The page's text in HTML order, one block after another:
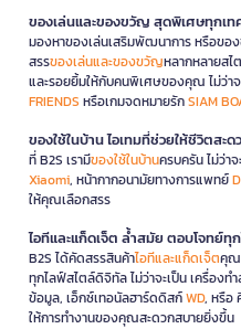
ของเล่นและของขวัญ สุดพิเศษทุกเท
มองหาของเล่นเสริมพัฒนาการ หรือขอ
สรรของเล่นและของขวัญหลากหลายสไ
และรอยยิ้มให้กับคนพิเศษของคุณ ไม่ว่า
FRIENDS หรือเกมจดหมายรักSIAM
ของใช้ในบ้าน ไอเทมที่ช่วยให้ชีวิตสะ
ที่ B2S เรามีของใช้ในบ้านครบครัน ไม่ว่า
Xiaomi, หน้ากากอนามัยทางการแพทย์
ให้คุณเลือกสรร
ไอทีและแก็ดเจ็ต ล้ำสมัย ตอบโจทย์ทุ
B2S ได้คัดสรรสินค้าไอทีและแก็ดเจ็ตคุณ
ทุกไลฟ์สไตล์ดิจิทัล ไม่ว่าจะเป็น เครื่องทำ
ข้อมูล, เอ็กซ์เทอนัลฮาร์ดดิสก์WD, หรือ
ให้การทำงานของคุณสะดวกสบายยิ่งขึ้น